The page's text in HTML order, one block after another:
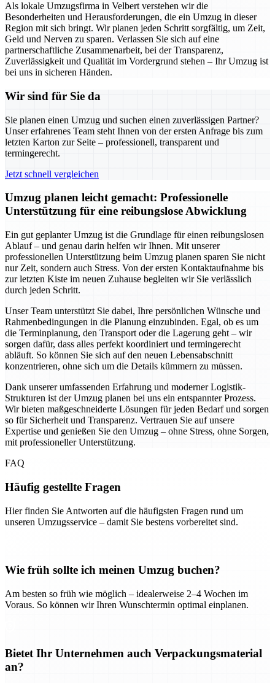
Als lokale Umzugsfirma in Velbert verstehen wir die
Besonderheiten und Herausforderungen, die ein Umzug in dieser
Region mit sich bringt. Wir planen jeden Schritt sorgfältig, um Zeit,
Geld und Nerven zu sparen. Verlassen Sie sich auf eine
partnerschaftliche Zusammenarbeit, bei der Transparenz,
Zuverlässigkeit und Qualität im Vordergrund stehen – Ihr Umzug ist
bei uns in sicheren Händen.
Wir sind für Sie da
Sie planen einen Umzug und suchen einen zuverlässigen Partner?
Unser erfahrenes Team steht Ihnen von der ersten Anfrage bis zum
letzten Karton zur Seite – professionell, transparent und
termingerecht.
Jetzt schnell vergleichen
Umzug planen leicht gemacht: Professionelle
Unterstützung für eine reibungslose Abwicklung
Ein gut geplanter Umzug ist die Grundlage für einen reibungslosen
Ablauf – und genau darin helfen wir Ihnen. Mit unserer
professionellen Unterstützung beim Umzug planen sparen Sie nicht
nur Zeit, sondern auch Stress. Von der ersten Kontaktaufnahme bis
zur letzten Kiste im neuen Zuhause begleiten wir Sie verlässlich
durch jeden Schritt.
Unser Team unterstützt Sie dabei, Ihre persönlichen Wünsche und
Rahmenbedingungen in die Planung einzubinden. Egal, ob es um
die Terminplanung, den Transport oder die Lagerung geht – wir
sorgen dafür, dass alles perfekt koordiniert und termingerecht
abläuft. So können Sie sich auf den neuen Lebensabschnitt
konzentrieren, ohne sich um die Details kümmern zu müssen.
Dank unserer umfassenden Erfahrung und moderner Logistik-
Strukturen ist der Umzug planen bei uns ein entspannter Prozess.
Wir bieten maßgeschneiderte Lösungen für jeden Bedarf und sorgen
so für Sicherheit und Transparenz. Vertrauen Sie auf unsere
Expertise und genießen Sie den Umzug – ohne Stress, ohne Sorgen,
mit professioneller Unterstützung.
FAQ
Häufig gestellte Fragen
Hier finden Sie Antworten auf die häufigsten Fragen rund um
unseren Umzugsservice – damit Sie bestens vorbereitet sind.
Wie früh sollte ich meinen Umzug buchen?
Am besten so früh wie möglich – idealerweise 2–4 Wochen im
Voraus. So können wir Ihren Wunschtermin optimal einplanen.
Bietet Ihr Unternehmen auch Verpackungsmaterial
an?